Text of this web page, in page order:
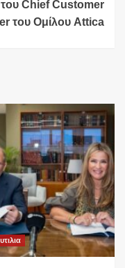
Chief Customer
του Ομίλου Attica